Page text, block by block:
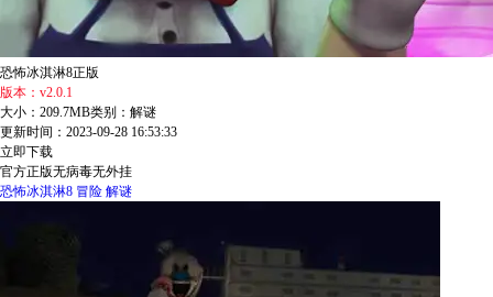
恐怖冰淇淋8正版
版本：v2.0.1
大小：209.7MB类别：解谜
更新时间：2023-09-28 16:53:33
立即下载
官方正版无病毒无外挂
恐怖冰淇淋8 冒险 解谜